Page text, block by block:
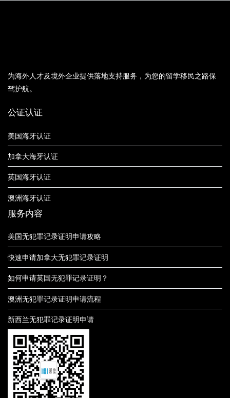
为海外人才及境外企业提供落地支持服务，为您的留学移民之路保
驾护航。
公证认证
美国海牙认证
加拿大海牙认证
英国海牙认证
澳洲海牙认证
服务内容
美国无犯罪记录证明申请攻略
快速申请加拿大无犯罪记录证明
如何申请英国无犯罪记录证明？
澳洲无犯罪记录证明申请流程
新西兰无犯罪记录证明申请